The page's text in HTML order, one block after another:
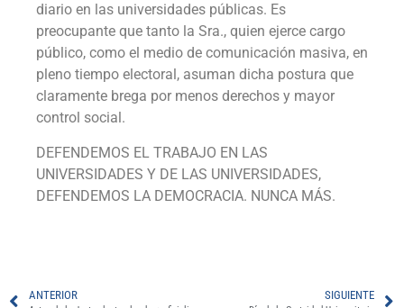
diario en las universidades públicas. Es
preocupante que tanto la Sra., quien ejerce cargo
público, como el medio de comunicación masiva, en
pleno tiempo electoral, asuman dicha postura que
claramente brega por menos derechos y mayor
control social.
DEFENDEMOS EL TRABAJO EN LAS
UNIVERSIDADES Y DE LAS UNIVERSIDADES,
DEFENDEMOS LA DEMOCRACIA. NUNCA MÁS.
ANTERIOR SIGUIENTE